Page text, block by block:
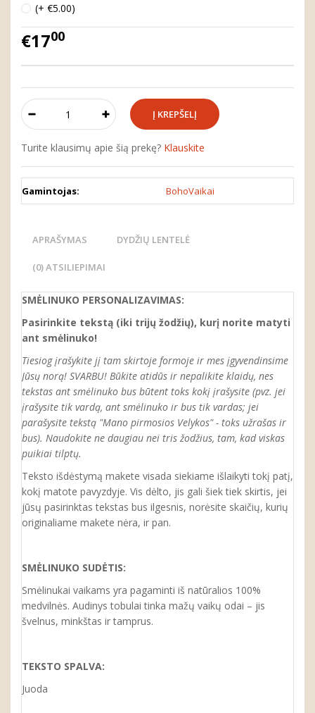
(+ €5.00)
€1700
Turite klausimų apie šią prekę? Klauskite
Gamintojas: BohoVaikai
APRAŠYMAS DYDŽIŲ LENTELĖ
(0) ATSILIEPIMAI
SMĖLINUKO PERSONALIZAVIMAS:
Pasirinkite tekstą (iki trijų žodžių), kurį norite matyti
ant smėlinuko!
Tiesiog įrašykite jį tam skirtoje formoje ir mes įgyvendinsime
Jūsų norą! SVARBU! Būkite atidūs ir nepalikite klaidų, nes
tekstas ant smėlinuko bus būtent toks kokį įrašysite (pvz. jei
įrašysite tik vardą, ant smėlinuko ir bus tik vardas; jei
parašysite tekstą "Mano pirmosios Velykos" - toks užrašas ir
bus). Naudokite ne daugiau nei tris žodžius, tam, kad viskas
puikiai tilptų.
Teksto išdėstymą makete visada siekiame išlaikyti tokį patį,
kokį matote pavyzdyje. Vis dėlto, jis gali šiek tiek skirtis, jei
jūsų pasirinktas tekstas bus ilgesnis, norėsite skaičių, kurių
originaliame makete nėra, ir pan.
SMĖLINUKO SUDĖTIS:
Smėlinukai vaikams yra pagaminti iš natūralios 100%
medvilnės. Audinys tobulai tinka mažų vaikų odai – jis
švelnus, minkštas ir tamprus.
TEKSTO SPALVA:
Juoda